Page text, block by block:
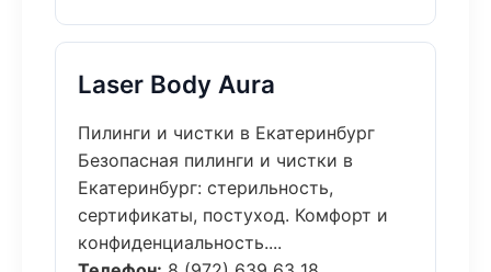
Laser Body Aura
Пилинги и чистки в Екатеринбург
Безопасная пилинги и чистки в
Екатеринбург: стерильность,
сертификаты, постуход. Комфорт и
конфиденциальность....